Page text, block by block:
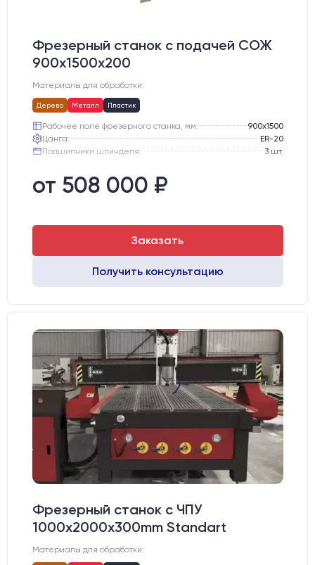
Фрезерный станок с подачей СОЖ
900х1500х200
Материалы для обработки:
Дерево Металл Пластик
Рабочее поле фрезерного станка, мм:
900х1500
Цанга:
ER-20
Подшипники шпинделя:
3 шт.
Двигатели:
от 508 000 ₽
Заказать
Получить консультацию
Фрезерный станок с ЧПУ
1000x2000x300mm Standart
Материалы для обработки: